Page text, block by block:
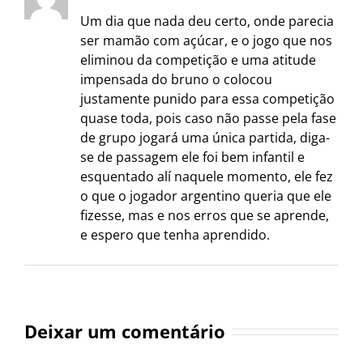
Um dia que nada deu certo, onde parecia
ser mamão com açúcar, e o jogo que nos
eliminou da competição e uma atitude
impensada do bruno o colocou
justamente punido para essa competição
quase toda, pois caso não passe pela fase
de grupo jogará uma única partida, diga-
se de passagem ele foi bem infantil e
esquentado alí naquele momento, ele fez
o que o jogador argentino queria que ele
fizesse, mas e nos erros que se aprende,
e espero que tenha aprendido.
Deixar um comentário